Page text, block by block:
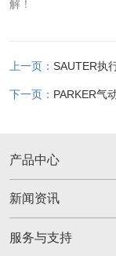
解！
上一页： SAUTER执
下一页： PARKER气
产品中心
新闻资讯
服务与支持